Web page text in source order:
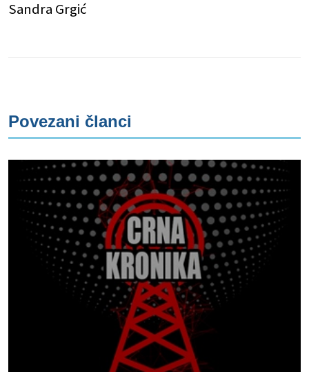
Sandra Grgić
Povezani članci